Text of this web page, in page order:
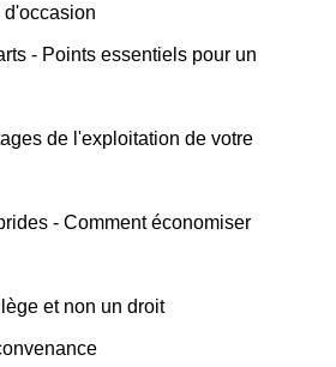
d'occasion
- Points essentiels pour un
de l'exploitation de votre
- Comment économiser
et non un droit